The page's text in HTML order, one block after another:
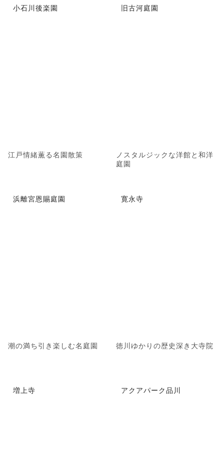
小石川後楽園
江戸情緒薫る名園散策
旧古河庭園
ノスタルジックな洋館と和洋
庭園
浜離宮恩賜庭園
潮の満ち引き楽しむ名庭園
寛永寺
徳川ゆかりの歴史深き大寺院
増上寺 アクアパーク品川